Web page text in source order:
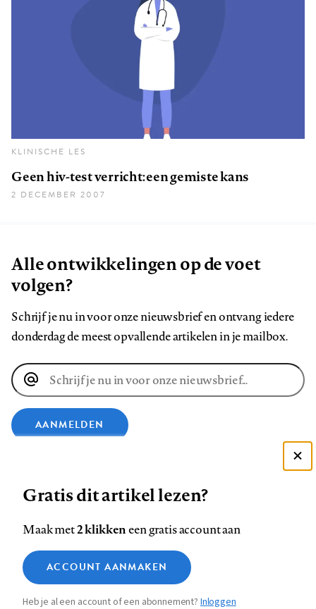
KLINISCHE LES
Geen hiv-test verricht: een gemiste kans
2 DECEMBER 2007
Alle ontwikkelingen op de voet
volgen?
Schrijf je nu in voor onze nieuwsbrief en ontvang iedere
donderdag de meest opvallende artikelen in je mailbox.
E-
mailadres
AANMELDEN
ons
op
Facebook
ons
ons
ons
Instagram
ons
YouTube
ons
Footer
Contact Colofon Disclaimer Privacy
Medische vragen verdienen
betrouwbare antwoorden
Zie onze cookie policy
Analytische cookies
Marketing cookies
Gratis dit artikel lezen?
Maak met2 klikkeneen gratis account aan
ACCOUNT AANMAKEN
Heb je al een account of een abonnement?Inloggen